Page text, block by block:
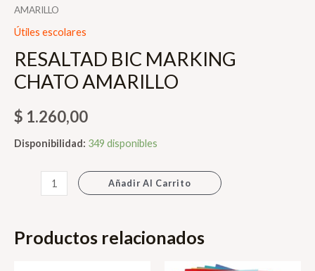
AMARILLO
Útiles escolares
RESALTAD BIC MARKING
CHATO AMARILLO
$ 1.260,00
Disponibilidad: 349 disponibles
RESALTAD
CHATO
Añadir Al Carrito
Productos relacionados